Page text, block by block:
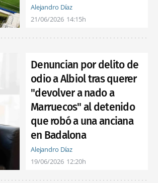
Alejandro Díaz
21/06/2026 14:15h
Denuncian por delito de
odio a Albiol tras querer
"devolver a nado a
Marruecos" al detenido
que robó a una anciana
en Badalona
Alejandro Díaz
19/06/2026 12:20h